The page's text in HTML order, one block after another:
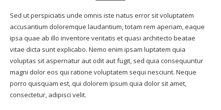
Sed ut perspiciatis unde omnis iste natus error sit voluptatem
accusantium doloremque laudantium, totam rem aperiam, eaque
ipsa quae ab illo inventore veritatis et quasi architecto beatae
vitae dicta sunt explicabo. Nemo enim ipsam luptatem quia
voluptas sit aspernatur aut odit aut fugit, sed quia consequuntur
magni dolor eos qui ratione voluptatem sequi nesciunt. Neque
porro quisquam est, qui dolorem ipsum quia dolor sit amet,
consectetur, adipisci velit.